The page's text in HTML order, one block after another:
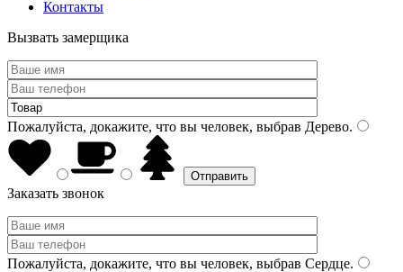
Контакты
Вызвать замерщика
Пожалуйста, докажите, что вы человек, выбрав Дерево.
Заказать звонок
Пожалуйста, докажите, что вы человек, выбрав Сердце.